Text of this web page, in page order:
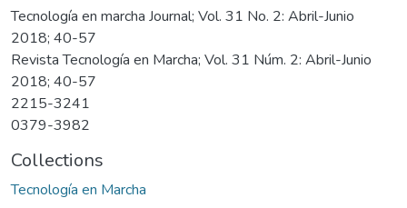
Tecnología en marcha Journal; Vol. 31 No. 2: Abril-Junio
2018; 40-57
Revista Tecnología en Marcha; Vol. 31 Núm. 2: Abril-Junio
2018; 40-57
2215-3241
0379-3982
Collections
Tecnología en Marcha